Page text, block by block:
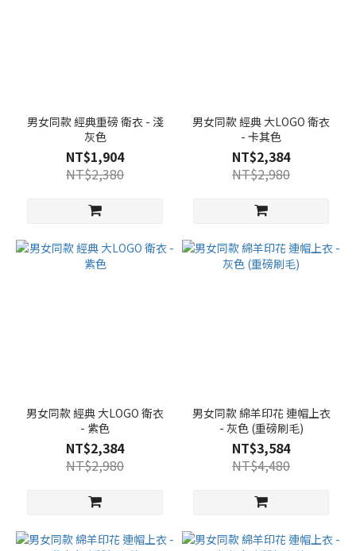
男女同款 經典重磅 衛衣 - 淺
灰色
NT$1,904
NT$2,380
男女同款 經典 大LOGO 衛衣
- 卡其色
NT$2,384
NT$2,980
男女同款 經典 大LOGO 衛衣
- 紫色
NT$2,384
NT$2,980
男女同款 綿羊印花 連帽上衣
- 灰色 (重磅刷毛)
NT$3,584
NT$4,480